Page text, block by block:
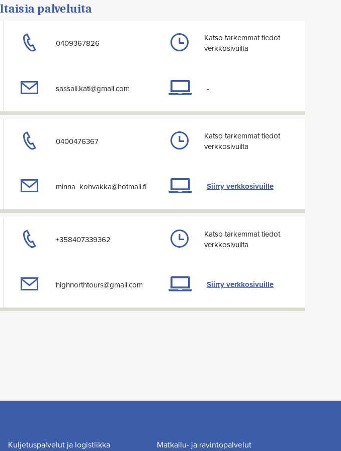
palveluita
0409367826
sassali.kati@gmail.com
Katso tarkemmat tiedot
verkkosivuilta
-
0400476367
minna_kohvakka@hotmail.fi
Katso tarkemmat tiedot
verkkosivuilta
Siirry verkkosivuille
+358407339362
highnorthtours@gmail.com
Katso tarkemmat tiedot
verkkosivuilta
Siirry verkkosivuille
Kuljetuspalvelut ja logistiikka Matkailu- ja ravintopalvelut